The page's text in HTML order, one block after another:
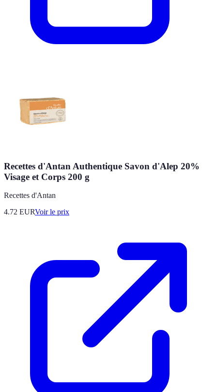
Recettes d'Antan Authentique Savon d'Alep 20%
Visage et Corps 200 g
Recettes d'Antan
4.72 EURVoir le prix